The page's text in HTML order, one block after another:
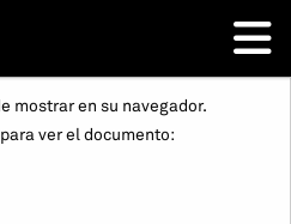
mostrar en su navegador.
ver el documento: